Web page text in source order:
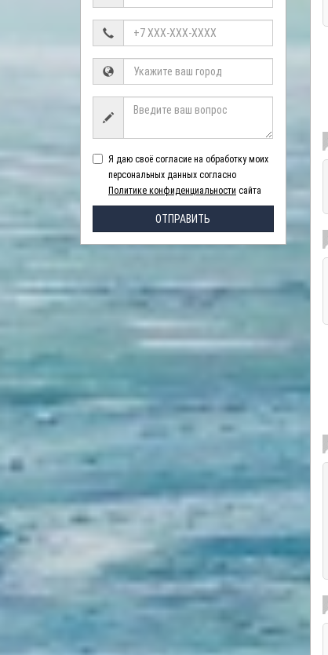
Я даю своё согласие на обработку моих
персональных данных согласно
Политике конфиденциальности сайта
ОТПРАВИТЬ